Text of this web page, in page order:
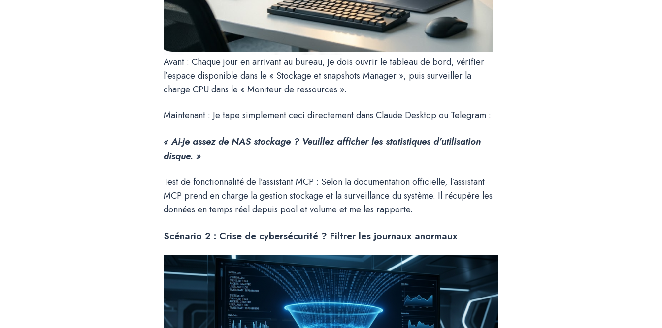
Avant : Chaque jour en arrivant au bureau, je dois ouvrir le tableau de bord, vérifier
l’espace disponible dans le « Stockage et snapshots Manager », puis surveiller la
charge CPU dans le « Moniteur de ressources ».
Maintenant : Je tape simplement ceci directement dans Claude Desktop ou Telegram :
« Ai-je assez de NASstockage ? Veuillez afficher les statistiques d’utilisation
disque. »
Test de fonctionnalité de l’assistant MCP : Selon la documentation officielle, l’assistant
MCP prend en charge la gestion stockage et la surveillance du système. Il récupère les
données en temps réel depuis pool et volume et me les rapporte.
Scénario 2 : Crise de cybersécurité ? Filtrer les journaux anormaux